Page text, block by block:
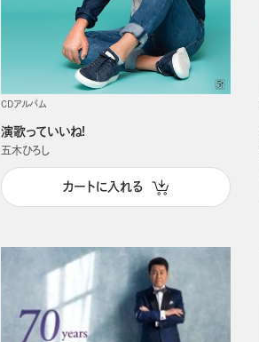
CDアルバム
演歌っていいね!
五木ひろし
カートに入れる